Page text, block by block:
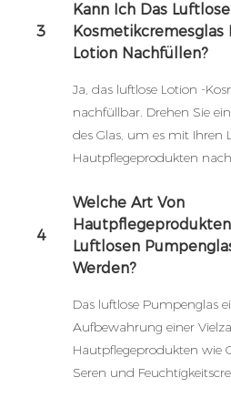
3
Kann Ich Das Luftlose
Lotion Nachfüllen?
Ja, das luftlose Lotion -
nachfüllbar. Drehen Sie
des Glas, um es mit Ihren
Hautpflegeprodukten
4
Welche Art Von
Luftlosen
Werden?
Das luftlose Pumpenglas
Aufbewahrung einer
Hautpflegeprodukten wie
Seren und